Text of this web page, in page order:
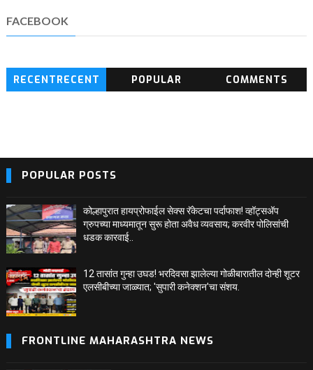
FACEBOOK
RECENTRECENT
POPULAR COMMENTS
POPULAR POSTS
कोल्हापुरात हायप्रोफाईल सेक्स रॅकेटचा पर्दाफाश! व्हॉट्सअ‍ॅप
ग्रुपच्या माध्यमातून सुरू होता अवैध व्यवसाय; करवीर पोलिसांची
धडक कारवाई..
12 तासांत गुन्हा उघड! भरदिवसा झालेल्या गोळीबारातील दोन्ही शूटर
एलसीबीच्या जाळ्यात; 'सुपारी कनेक्शन'चा संशय.
FRONTLINE MAHARASHTRA NEWS